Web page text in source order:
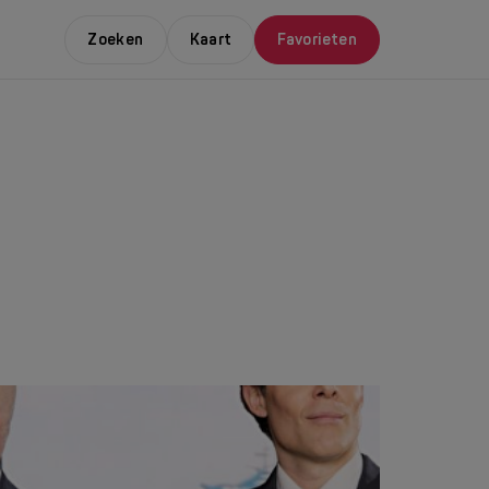
Zoeken Kaart Favorieten